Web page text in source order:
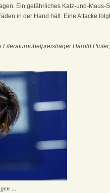
Ein gefährliches Katz-und-Maus-
in der Hand hält. Eine Attacke
Harold
...